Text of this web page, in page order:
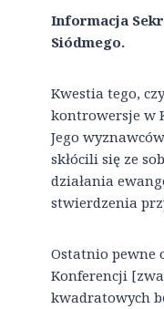
Informacja
Siódmego.
Kwestia tego,
kontrowersje w
Jego
skłócili się ze
działania
stwierdzenia
Ostatnio pewne
Konferencji
kwadratowych